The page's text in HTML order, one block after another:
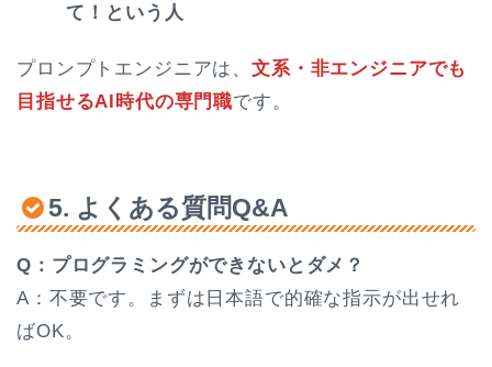
て！という人
プロンプトエンジニアは、文系・非エンジニアでも
目指せるAI時代の専門職です。
5. よくある質問Q&A
Q：プログラミングができないとダメ？
A：不要です。まずは日本語で的確な指示が出せれ
ばOK。